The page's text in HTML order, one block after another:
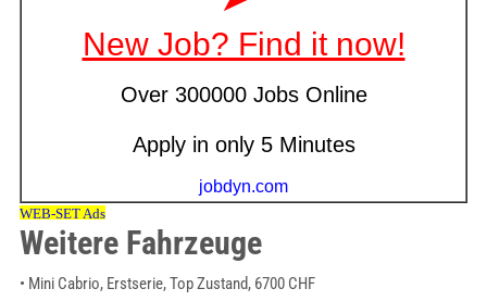
Weitere Fahrzeuge
• Mini Cabrio, Erstserie, Top Zustand, 6700 CHF